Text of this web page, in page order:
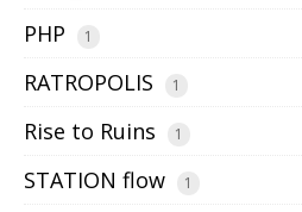
PHP 1
RATROPOLIS 1
Rise to Ruins 1
STATION flow 1